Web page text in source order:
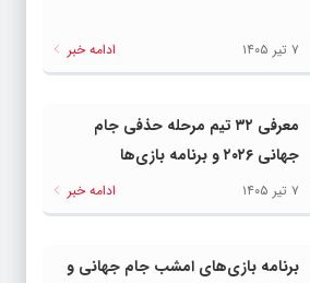
۷ تیر ۱۴۰۵ ادامه خبر
معرفی ۳۲ تیم مرحله حذفی جام
جهانی ۲۰۲۶ و برنامه بازی‌ها
۷ تیر ۱۴۰۵ ادامه خبر
برنامه بازی‌های امشب جام جهانی و